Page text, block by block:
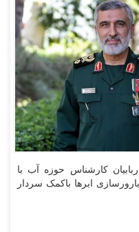
کارشناس حوزه آب با
ابرها با‌کمک سردار